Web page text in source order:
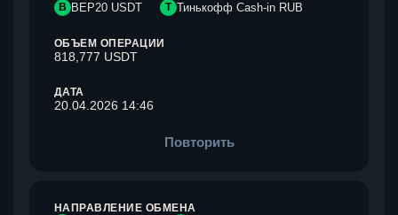
B BEP20 USDT Т Тинькофф Cash-in RUB
ОБЪЕМ ОПЕРАЦИИ
818,777 USDT
ДАТА
20.04.2026 14:46
Повторить
НАПРАВЛЕНИЕ ОБМЕНА